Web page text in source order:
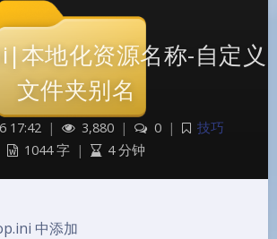
本地化资源名称-自定义
文件夹别名
17:42 | 3,880 | 0 |
技巧
1044 字 | 4 分钟
中添加